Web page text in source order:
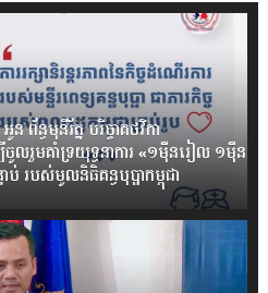
ព័ន្ធមុនីរ័ត្ន បរិច្ចាគថវិកា
លរួមគាំទ្រយុទ្ធនាការ «១ម៉ឺនរៀល ១ម៉ឺន
ាប់ របស់មូលនិធិគន្ធបុប្ផាកម្ពុជា